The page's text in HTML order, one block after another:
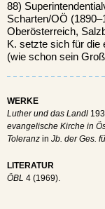
88)
Scharten/OÖ
Oberösterreich,
K. setzte sich für die
(wie schon sein
WERKE
Luther und das Landl
evangelische Kirche in
Toleranz in Jb. der Ges.
LITERATUR
ÖBL 4 (1969).